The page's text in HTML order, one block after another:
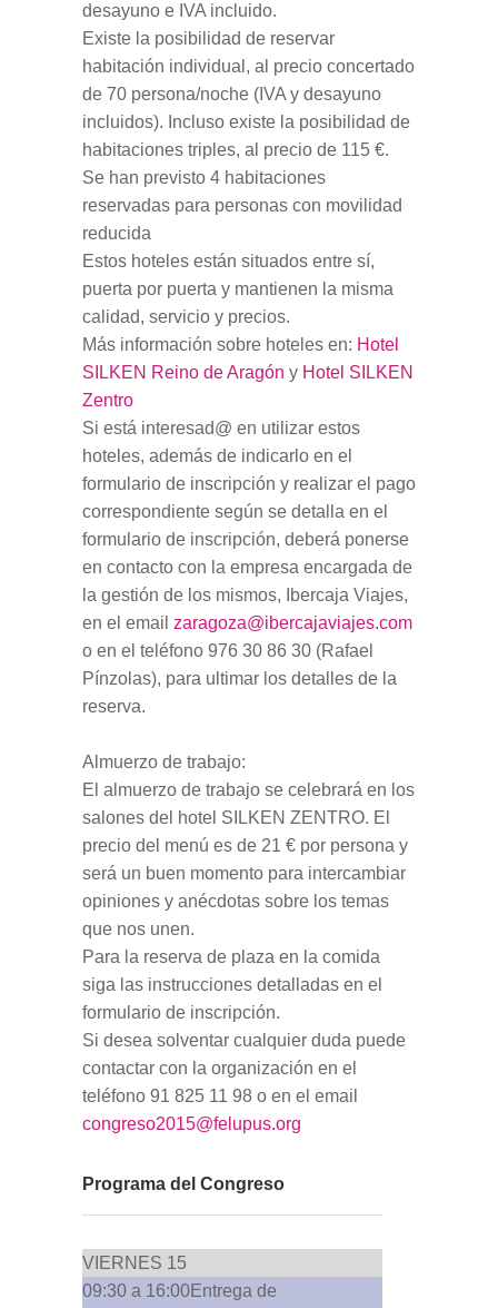
desayuno e IVA incluido.
Existe la posibilidad de reservar
habitación individual, al precio concertado
de 70 persona/noche (IVA y desayuno
incluidos). Incluso existe la posibilidad de
habitaciones triples, al precio de 115 €.
Se han previsto 4 habitaciones
reservadas para personas con movilidad
reducida
Estos hoteles están situados entre sí,
puerta por puerta y mantienen la misma
calidad, servicio y precios.
Más información sobre hoteles en: Hotel
SILKEN Reino de Aragón y Hotel SILKEN
Zentro
Si está interesad@ en utilizar estos
hoteles, además de indicarlo en el
formulario de inscripción y realizar el pago
correspondiente según se detalla en el
formulario de inscripción, deberá ponerse
en contacto con la empresa encargada de
la gestión de los mismos,
Ibercaja Viajes,
en el email zaragoza@ibercajaviajes.com
o en el teléfono 976 30 86 30 (Rafael
Pínzolas), para ultimar los detalles de la
reserva.
Almuerzo de trabajo:
El almuerzo de trabajo se celebrará en los
salones del hotel SILKEN ZENTRO. El
precio del menú es de 21 € por persona y
será un buen momento para intercambiar
opiniones y anécdotas sobre los temas
que nos unen.
Para la reserva de plaza en la comida
siga las instrucciones detalladas en el
formulario de inscripción.
Si desea solventar cualquier duda puede
contactar con la organización en el
teléfono 91 825 11 98 o en el email
congreso2015@felupus.org
Programa del Congreso
VIERNES 15
09:30 a 16:00Entrega de